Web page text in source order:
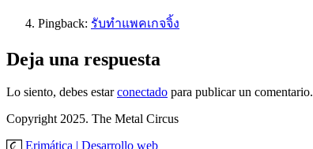
Pingback: รับทำแพคเกจจิ้ง
Deja una respuesta
Lo siento, debes estarconectado para publicar un comentario.
Copyright 2025. The Metal Circus
Erimática | Desarrollo web